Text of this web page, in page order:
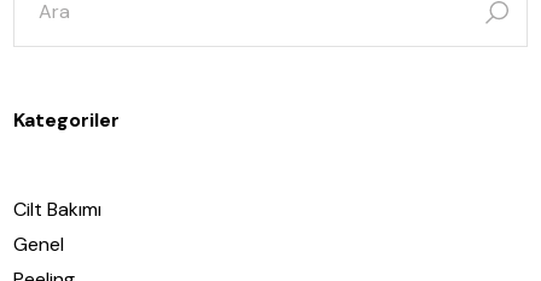
ara:
Kategoriler
Cilt Bakımı
Genel